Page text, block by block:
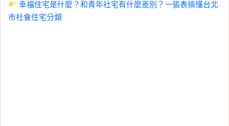
幸福住宅是什麼？和青年社宅有什麼差別？一張表搞懂台北
市社會住宅分類